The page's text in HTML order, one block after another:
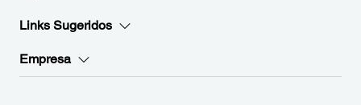
Links Sugeridos
Empresa